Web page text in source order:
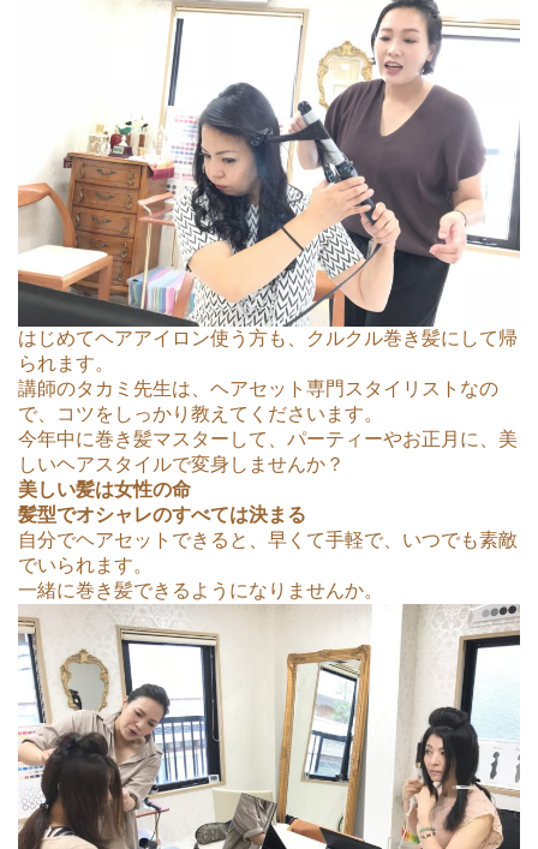
はじめてヘアアイロン使う方も、クルクル巻き髪にして帰
られます。
講師のタカミ先生は、ヘアセット専門スタイリストなの
で、コツをしっかり教えてくださいます。
今年中に巻き髪マスターして、パーティーやお正月に、美
しいヘアスタイルで変身しませんか？
美しい髪は女性の命
髪型でオシャレのすべては決まる
自分でヘアセットできると、早くて手軽で、いつでも素敵
でいられます。
一緒に巻き髪できるようになりませんか。